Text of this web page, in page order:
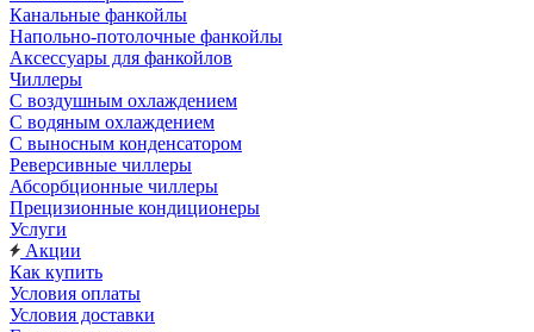
Канальные фанкойлы
Напольно-потолочные фанкойлы
Аксессуары для фанкойлов
Чиллеры
С воздушным охлаждением
С водяным охлаждением
С выносным конденсатором
Реверсивные чиллеры
Абсорбционные чиллеры
Прецизионные кондиционеры
Услуги
Акции
Как купить
Условия оплаты
Условия доставки